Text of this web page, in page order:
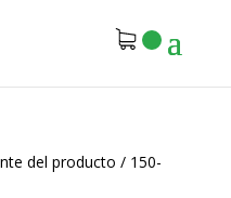
del producto / 150-